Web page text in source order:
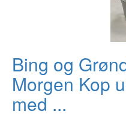
Bing og
Morgen Kop
med ...